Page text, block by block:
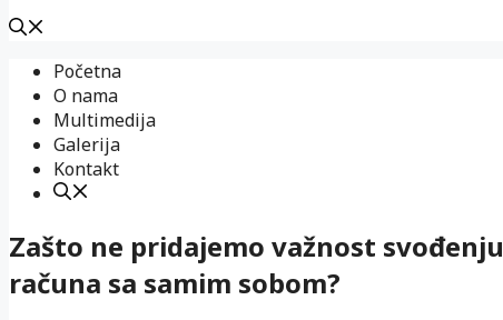
sadržaj
Početna
O nama
Multimedija
Galerija
Kontakt
Zašto ne pridajemo važnost svođenju
računa sa samim sobom?